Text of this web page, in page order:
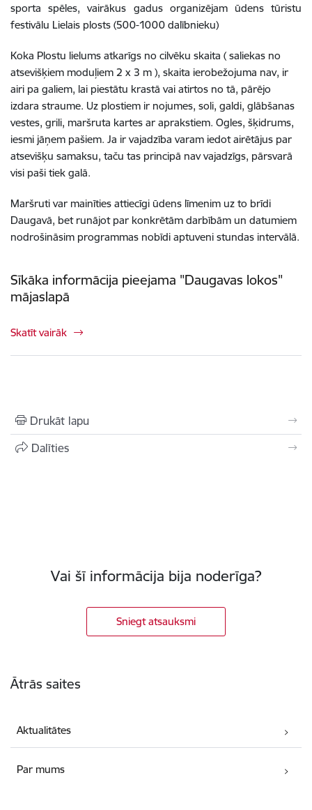
sporta spēles, vairākus gadus organizējam ūdens tūristu
festivālu Lielais plosts (500-1000 dalībnieku)
Koka Plostu lielums atkarīgs no cilvēku skaita ( saliekas no
atsevišķiem moduļiem 2 x 3 m ), skaita ierobežojuma nav, ir
airi pa galiem, lai piestātu krastā vai atirtos no tā, pārējo
izdara straume. Uz plostiem ir nojumes, soli, galdi, glābšanas
vestes, grili, maršruta kartes ar aprakstiem. Ogles, šķidrums,
iesmi jāņem pašiem. Ja ir vajadzība varam iedot airētājus par
atsevišķu samaksu, taču tas principā nav vajadzīgs, pārsvarā
visi paši tiek galā.
Maršruti var mainīties attiecīgi ūdens līmenim uz to brīdi
Daugavā, bet runājot par konkrētām darbībām un datumiem
nodrošināsim programmas nobīdi aptuveni stundas intervālā.
Sīkāka informācija pieejama "Daugavas lokos"
mājaslapā
Skatīt vairāk
Drukāt lapu
Dalīties
Vai šī informācija bija noderīga?
Sniegt atsauksmi
Ātrās saites
Aktualitātes
Par mums